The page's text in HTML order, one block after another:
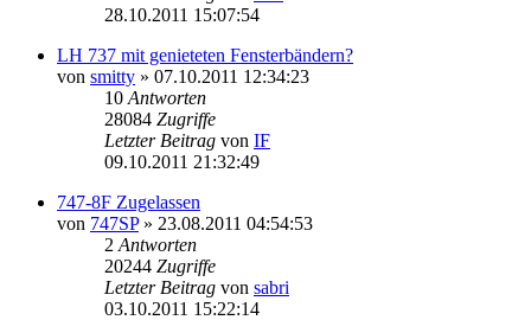
28.10.2011 15:07:54
LH 737 mit genieteten Fensterbändern?
von smitty » 07.10.2011 12:34:23
10 Antworten
28084 Zugriffe
Letzter Beitrag von IF
09.10.2011 21:32:49
747-8F Zugelassen
von 747SP» 23.08.2011 04:54:53
2 Antworten
20244 Zugriffe
Letzter Beitrag von sabri
03.10.2011 15:22:14